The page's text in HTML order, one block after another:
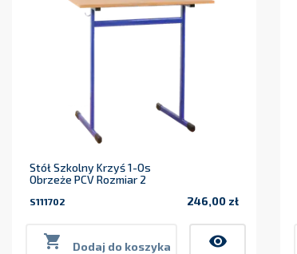
Stół Szkolny Krzyś 1-Os
Obrzeże PCV Rozmiar 2
S111702 246,00 zł
 Dodaj do koszyka visibility